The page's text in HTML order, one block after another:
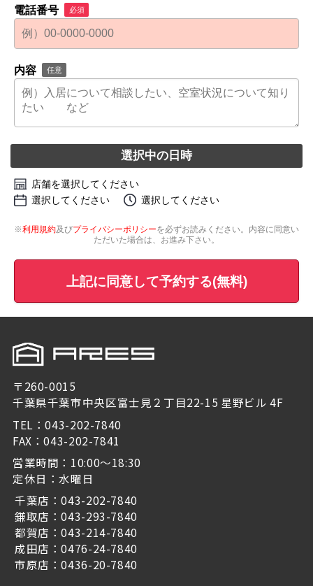
電話番号 必須
内容 任意
選択中の日時
店舗を選択してください
選択してください
選択してください
※利用規約及びプライバシーポリシーを必ずお読みください。内容に同意い
ただいた場合は、お進み下さい。
上記に同意して予約する(無料)
〒260-0015
千葉県千葉市中央区富士見２丁目22-15 星野ビル 4F
TEL：043-202-7840
FAX：043-202-7841
営業時間：10:00～18:30
定休日：水曜日
千葉店：043-202-7840
鎌取店：043-293-7840
都賀店：043-214-7840
成田店：0476-24-7840
市原店：0436-20-7840